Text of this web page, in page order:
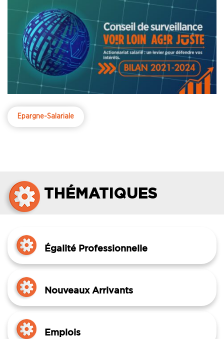
Epargne-Salariale
THÉMATIQUES
Égalité Professionnelle
Nouveaux Arrivants
Emplois